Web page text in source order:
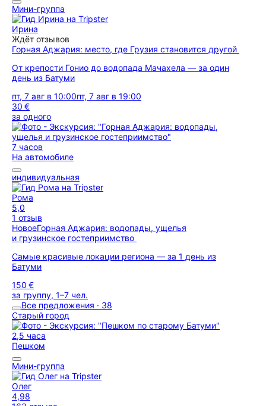
Мини-группа
Ирина
Ждёт отзывов
Горная Аджария: место, где Грузия становится другой
От крепости Гонио до водопада Мачахела — за один
день из Батуми
пт, 7 авг в 10:00пт, 7 авг в 19:00
30 €
за одного
7 часов
На автомобиле
индивидуальная
Рома
5,0
1 отзыв
НовоеГорная Аджария: водопады, ущелья
и грузинское гостеприимство
Самые красивые локации региона — за 1 день из
Батуми
150 €
за группу, 1–7 чел.
Все предложения · 38
Старый город
2,5 часа
Пешком
Мини-группа
Олег
4,98